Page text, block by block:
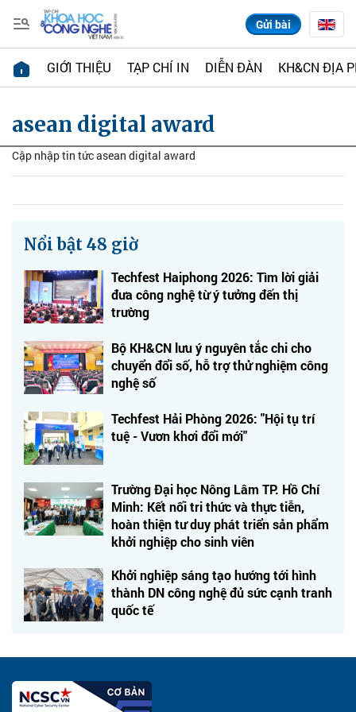
Gửi bài
GIỚI THIỆU TẠP CHÍ IN DIỄN ĐÀN KH&CN ĐỊA
asean digital award
Cập nhập tin tức asean digital award
Nổi bật 48 giờ
Techfest Haiphong 2026: Tìm lời giải
đưa công nghệ từ ý tưởng đến thị
trường
Bộ KH&CN lưu ý nguyên tắc chi cho
chuyển đổi số, hỗ trợ thử nghiệm công
nghệ số
Techfest Hải Phòng 2026: "Hội tụ trí
tuệ - Vươn khơi đổi mới"
Trường Đại học Nông Lâm TP. Hồ Chí
Minh: Kết nối tri thức và thực tiễn,
hoàn thiện tư duy phát triển sản phẩm
khởi nghiệp cho sinh viên
Khởi nghiệp sáng tạo hướng tới hình
thành DN công nghệ đủ sức cạnh tranh
quốc tế